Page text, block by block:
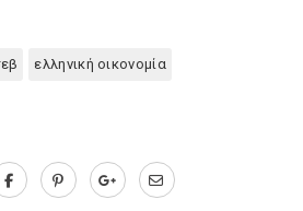
ελληνική οικονομία